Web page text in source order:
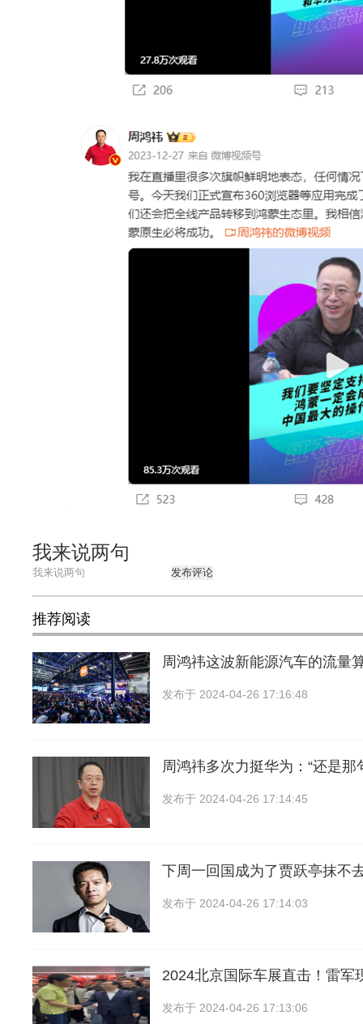
我来说两句
发布评论
推荐阅读
周鸿祎这波新能源汽车的流量
发布于 2024-04-26 17:16:48
周鸿祎多次力挺华为：“还是那
发布于 2024-04-26 17:14:45
下周一回国成为了贾跃亭抹不
发布于 2024-04-26 17:14:03
2024北京国际车展直击！雷军
发布于 2024-04-26 17:13:06